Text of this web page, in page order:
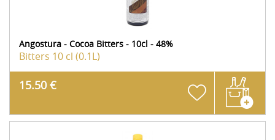
Angostura - Cocoa Bitters - 10cl - 48%
Bitters 10 cl (0.1L)
15.50 €